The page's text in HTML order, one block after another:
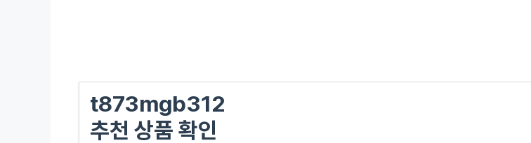
t873mgb312
추천 상품 확인